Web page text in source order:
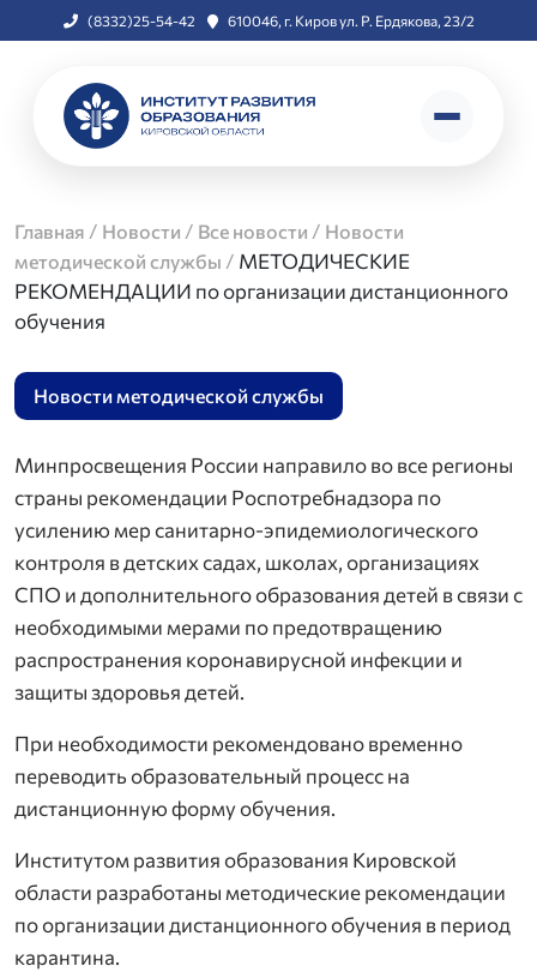
(8332)25-54-42 610046, г. Киров ул. Р. Ердякова, 23/2
Главная / Новости / Все новости / Новости
методической службы / МЕТОДИЧЕСКИЕ
РЕКОМЕНДАЦИИ по организации дистанционного
обучения
Новости методической службы
Минпросвещения России направило во все регионы
страны рекомендации Роспотребнадзора по
усилению мер санитарно-эпидемиологического
контроля в детских садах, школах, организациях
СПО и дополнительного образования детей в связи с
необходимыми мерами по предотвращению
распространения коронавирусной инфекции и
защиты здоровья детей.
При необходимости рекомендовано временно
переводить образовательный процесс на
дистанционную форму обучения.
Институтом развития образования Кировской
области разработаны методические рекомендации
по организации дистанционного обучения в период
карантина.